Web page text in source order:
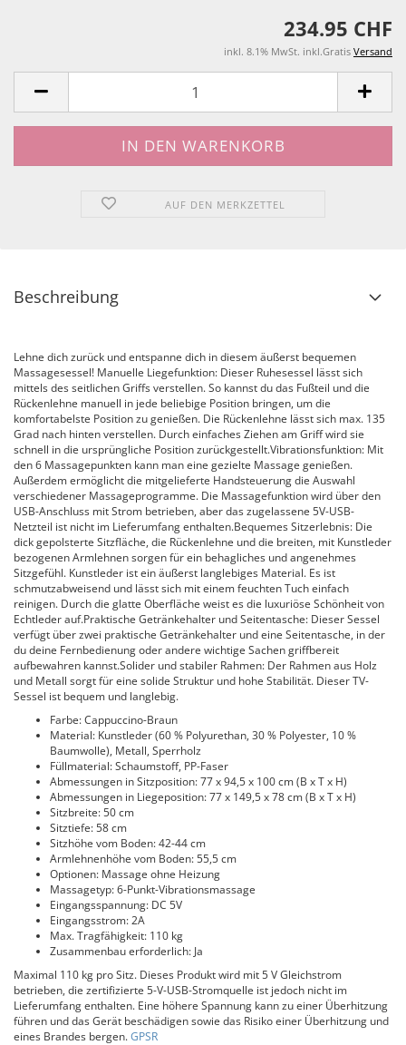
234.95 CHF
inkl. 8.1% MwSt. inkl.Gratis Versand
AUF DEN MERKZETTEL
Beschreibung
Lehne dich zurück und entspanne dich in diesem äußerst bequemen
Massagesessel! Manuelle Liegefunktion: Dieser Ruhesessel lässt sich
mittels des seitlichen Griffs verstellen. So kannst du das Fußteil und die
Rückenlehne manuell in jede beliebige Position bringen, um die
komfortabelste Position zu genießen. Die Rückenlehne lässt sich max. 135
Grad nach hinten verstellen. Durch einfaches Ziehen am Griff wird sie
schnell in die ursprüngliche Position zurückgestellt.Vibrationsfunktion: Mit
den 6 Massagepunkten kann man eine gezielte Massage genießen.
Außerdem ermöglicht die mitgelieferte Handsteuerung die Auswahl
verschiedener Massageprogramme. Die Massagefunktion wird über den
USB-Anschluss mit Strom betrieben, aber das zugelassene 5V-USB-
Netzteil ist nicht im Lieferumfang enthalten.Bequemes Sitzerlebnis: Die
dick gepolsterte Sitzfläche, die Rückenlehne und die breiten, mit Kunstleder
bezogenen Armlehnen sorgen für ein behagliches und angenehmes
Sitzgefühl. Kunstleder ist ein äußerst langlebiges Material. Es ist
schmutzabweisend und lässt sich mit einem feuchten Tuch einfach
reinigen. Durch die glatte Oberfläche weist es die luxuriöse Schönheit von
Echtleder auf.Praktische Getränkehalter und Seitentasche: Dieser Sessel
verfügt über zwei praktische Getränkehalter und eine Seitentasche, in der
du deine Fernbedienung oder andere wichtige Sachen griffbereit
aufbewahren kannst.Solider und stabiler Rahmen: Der Rahmen aus Holz
und Metall sorgt für eine solide Struktur und hohe Stabilität. Dieser TV-
Sessel ist bequem und langlebig.
Farbe: Cappuccino-Braun
Material: Kunstleder (60 % Polyurethan, 30 % Polyester, 10 %
Baumwolle), Metall, Sperrholz
Füllmaterial: Schaumstoff, PP-Faser
Abmessungen in Sitzposition: 77 x 94,5 x 100 cm (B x T x H)
Abmessungen in Liegeposition: 77 x 149,5 x 78 cm (B x T x H)
Sitzbreite: 50 cm
Sitztiefe: 58 cm
Sitzhöhe vom Boden: 42-44 cm
Armlehnenhöhe vom Boden: 55,5 cm
Optionen: Massage ohne Heizung
Massagetyp: 6-Punkt-Vibrationsmassage
Eingangsspannung: DC 5V
Eingangsstrom: 2A
Max. Tragfähigkeit: 110 kg
Zusammenbau erforderlich: Ja
Maximal 110 kg pro Sitz. Dieses Produkt wird mit 5 V Gleichstrom
betrieben, die zertifizierte 5-V-USB-Stromquelle ist jedoch nicht im
Lieferumfang enthalten. Eine höhere Spannung kann zu einer Überhitzung
führen und das Gerät beschädigen sowie das Risiko einer Überhitzung und
eines Brandes bergen.GPSR